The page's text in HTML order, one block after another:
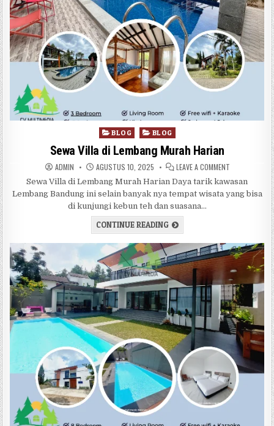
Posted in
BLOG BLOG
Sewa Villa di Lembang Murah Harian
AUTHOR:
ADMIN PUBLISHED DATE:
AGUSTUS 10, 2025 LEAVE A COMMENT ON SEWA
Sewa Villa di Lembang Murah Harian Daya tarik kawasan
Lembang Bandung ini selain banyak nya tempat wisata yang bisa
di kunjungi kebun teh dan suasana…
CONTINUE READINGSEWA VILLA DI LEMBANG